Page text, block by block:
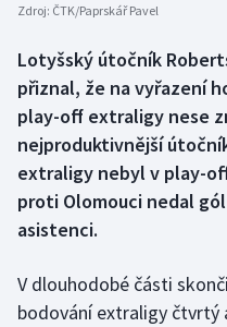
Box
Curling
Dostihy
Futsal
Zdroj: ČTK/Paprskář Pavel
Lotyšský útočník
přiznal, že na vyřazení
play-off extraligy nese
nejproduktivnější
extraligy nebyl v play-
proti Olomouci nedal
asistenci.
V dlouhodobé části
bodování extraligy čtvrtý